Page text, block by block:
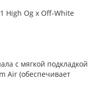
High Og x Off-White
с мягкой подкладкой
Air (обеспечивает